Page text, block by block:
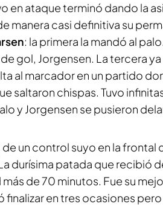
en ataque terminó dando la
manera casi definitiva su
: la primera la mandó al
gol, Jorgensen. La tercera
al marcador en un partido
saltaron chispas. Tuvo
y Jorgensen se pusieron
de un control suyo en la frontal
durísima patada que recibió
de 70 minutos. Fue su
finalizar en tres ocasiones